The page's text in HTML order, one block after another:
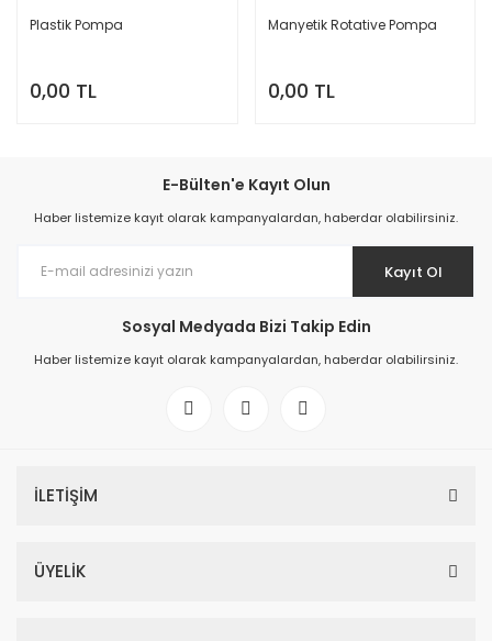
Plastik Pompa
0,00 TL
Manyetik Rotative Pompa
0,00 TL
E-Bülten'e Kayıt Olun
Haber listemize kayıt olarak kampanyalardan, haberdar olabilirsiniz.
Kayıt Ol
Sosyal Medyada Bizi Takip Edin
Haber listemize kayıt olarak kampanyalardan, haberdar olabilirsiniz.
İLETİŞİM
ÜYELİK